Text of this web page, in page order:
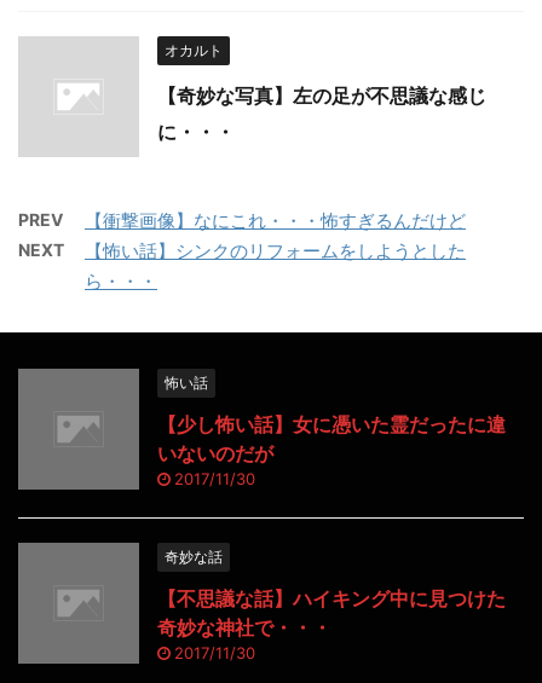
オカルト
【奇妙な写真】左の足が不思議な感じ
に・・・
PREV 【衝撃画像】なにこれ・・・怖すぎるんだけど
NEXT
【怖い話】シンクのリフォームをしようとした
ら・・・
怖い話
【少し怖い話】女に憑いた霊だったに違
いないのだが
2017/11/30
奇妙な話
【不思議な話】ハイキング中に見つけた
奇妙な神社で・・・
2017/11/30